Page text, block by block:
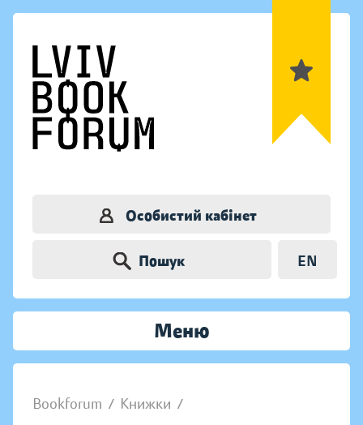
Особистий кабінет
Пошук EN
Меню
Bookforum / Книжки /